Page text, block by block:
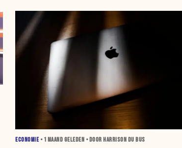
ECONOMIE • 1 MAAND GELEDEN • DOOR HARRISON DU BUS